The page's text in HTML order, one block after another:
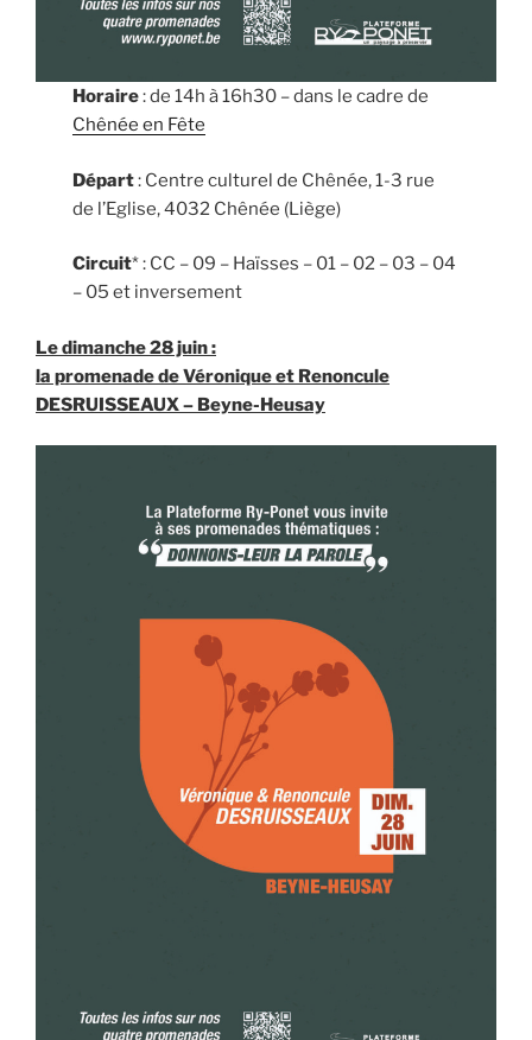
Horaire: de 14h à 16h30 – dans le cadre de
Chênée en Fête
Départ: Centre culturel de Chênée, 1-3 rue
de l’Eglise, 4032 Chênée (Liège)
Circuit* : CC – 09 – Haïsses – 01 – 02 – 03 – 04
– 05 et inversement
Le dimanche 28 juin :
la promenade deVéronique et Renoncule
DESRUISSEAUX– Beyne-Heusay